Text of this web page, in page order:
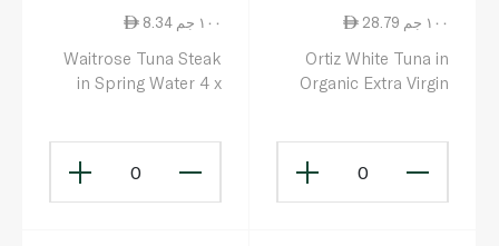
28.79 ١٠٠ جم
Ortiz White Tuna in
Organic Extra Virgin
0
8.34 ١٠٠ جم
Waitrose Tuna Steak
in Spring Water 4 x
0